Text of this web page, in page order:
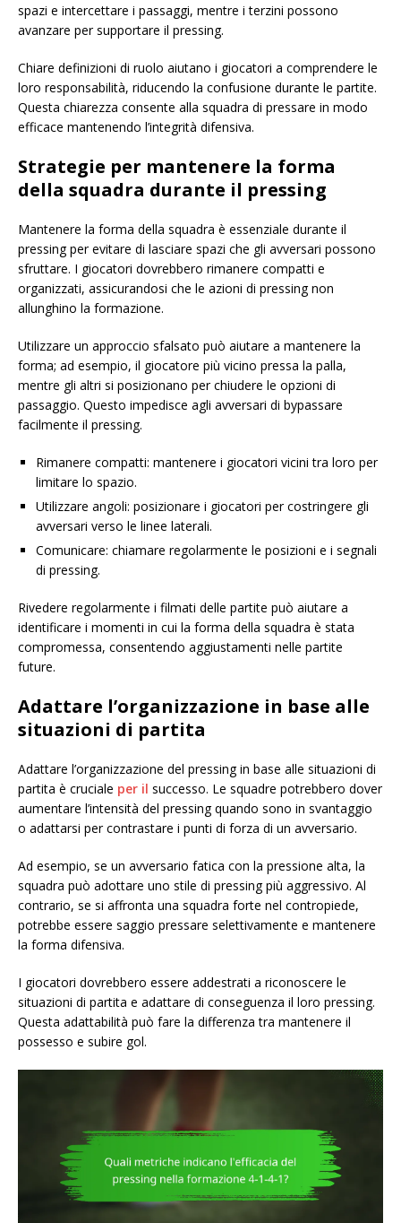
spazi e intercettare i passaggi, mentre i terzini possono
avanzare per supportare il pressing.
Chiare definizioni di ruolo aiutano i giocatori a comprendere le
loro responsabilità, riducendo la confusione durante le partite.
Questa chiarezza consente alla squadra di pressare in modo
efficace mantenendo l’integrità difensiva.
Strategie per mantenere la forma
della squadra durante il pressing
Mantenere la forma della squadra è essenziale durante il
pressing per evitare di lasciare spazi che gli avversari possono
sfruttare. I giocatori dovrebbero rimanere compatti e
organizzati, assicurandosi che le azioni di pressing non
allunghino la formazione.
Utilizzare un approccio sfalsato può aiutare a mantenere la
forma; ad esempio, il giocatore più vicino pressa la palla,
mentre gli altri si posizionano per chiudere le opzioni di
passaggio. Questo impedisce agli avversari di bypassare
facilmente il pressing.
Rimanere compatti: mantenere i giocatori vicini tra loro per
limitare lo spazio.
Utilizzare angoli: posizionare i giocatori per costringere gli
avversari verso le linee laterali.
Comunicare: chiamare regolarmente le posizioni e i segnali
di pressing.
Rivedere regolarmente i filmati delle partite può aiutare a
identificare i momenti in cui la forma della squadra è stata
compromessa, consentendo aggiustamenti nelle partite
future.
Adattare l’organizzazione in base alle
situazioni di partita
Adattare l’organizzazione del pressing in base alle situazioni di
partita è cruciale per il successo. Le squadre potrebbero dover
aumentare l’intensità del pressing quando sono in svantaggio
o adattarsi per contrastare i punti di forza di un avversario.
Ad esempio, se un avversario fatica con la pressione alta, la
squadra può adottare uno stile di pressing più aggressivo. Al
contrario, se si affronta una squadra forte nel contropiede,
potrebbe essere saggio pressare selettivamente e mantenere
la forma difensiva.
I giocatori dovrebbero essere addestrati a riconoscere le
situazioni di partita e adattare di conseguenza il loro pressing.
Questa adattabilità può fare la differenza tra mantenere il
possesso e subire gol.